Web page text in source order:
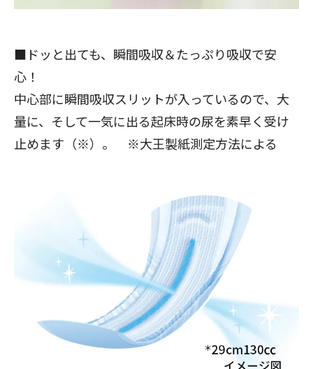
■ドッと出ても、瞬間吸収＆たっぷり吸収で安
心！
中心部に瞬間吸収スリットが入っているので、大
量に、そして一気に出る起床時の尿を素早く受け
止めます（※）。 ※大王製紙測定方法による